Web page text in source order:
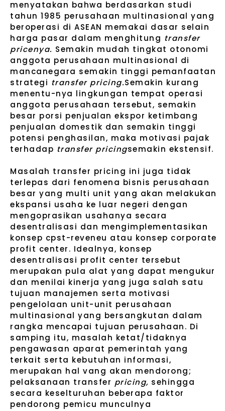
menyatakan bahwa berdasarkan studi
tahun 1985 perusahaan multinasional yang
beroperasi di ASEAN memakai dasar selain
harga pasar dalam menghitung transfer
pricenya. Semakin mudah tingkat otonomi
anggota perusahaan multinasional di
mancanegara semakin tinggi pemanfaatan
strategi transfer pricing.Semakin kurang
menentu-nya lingkungan tempat operasi
anggota perusahaan tersebut, semakin
besar porsi penjualan ekspor ketimbang
penjualan domestik dan semakin tinggi
potensi penghasilan, maka motivasi pajak
terhadap transfer pricingsemakin ekstensif.
Masalah transfer pricing ini juga tidak
terlepas dari fenomena bisnis perusahaan
besar yang multi unit yang akan melakukan
ekspansi usaha ke luar negeri dengan
mengoprasikan usahanya secara
desentralisasi dan mengimplementasikan
konsep cpst-reveneu atau konsep corporate
profit center. Idealnya, konsep
desentralisasi profit center tersebut
merupakan pula alat yang dapat mengukur
dan menilai kinerja yang juga salah satu
tujuan manajemen serta motivasi
pengelolaan unit-unit perusahaan
multinasional yang bersangkutan dalam
rangka mencapai tujuan perusahaan. Di
samping itu, masalah ketat/tidaknya
pengawasan aparat pemerintah yang
terkait serta kebutuhan informasi,
merupakan hal vang akan mendorong;
pelaksanaan transfer pricing, sehingga
secara keselturuhan beberapa faktor
pendorong pemicu munculnya